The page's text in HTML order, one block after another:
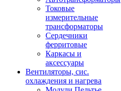
Токовые
измерительные
трансформаторы
Сердечники
ферритовые
Каркасы и
аксессуары
Вентиляторы, сис.
охлаждения и нагрева